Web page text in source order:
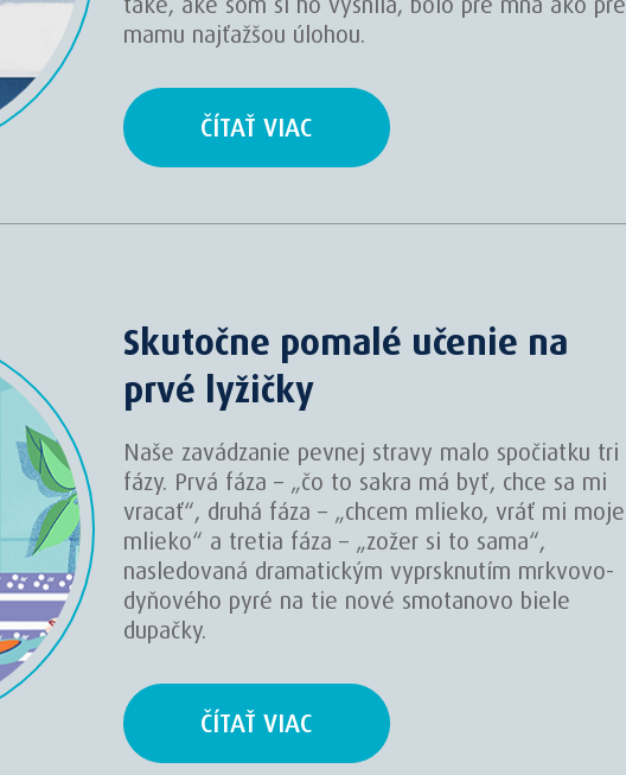
mamu najťažšou úlohou.
ČÍTAŤ VIAC
Skutočne pomalé učenie na
prvé lyžičky
Naše zavádzanie pevnej stravy malo spočiatku tri
fázy. Prvá fáza – „čo to sakra má byť, chce sa mi
vracať“, druhá fáza – „chcem mlieko, vráť mi moje
mlieko“ a tretia fáza – „zožer si to sama“,
nasledovaná dramatickým vyprsknutím mrkvovo-
dyňového pyré na tie nové smotanovo biele
dupačky.
ČÍTAŤ VIAC